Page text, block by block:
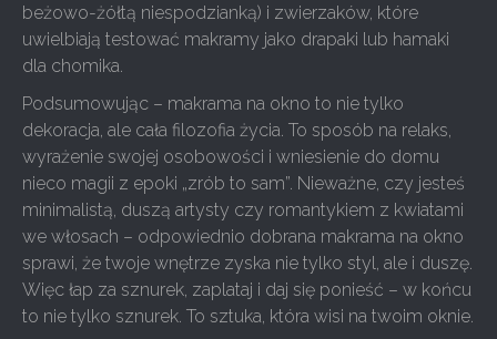
beżowo-żółtą niespodzianką) i zwierzaków, które
uwielbiają testować makramy jako drapaki lub hamaki
dla chomika.
Podsumowując – makrama na okno to nie tylko
dekoracja, ale cała filozofia życia. To sposób na relaks,
wyrażenie swojej osobowości i wniesienie do domu
nieco magii z epoki „zrób to sam”. Nieważne, czy jesteś
minimalistą, duszą artysty czy romantykiem z kwiatami
we włosach – odpowiednio dobrana makrama na okno
sprawi, że twoje wnętrze zyska nie tylko styl, ale i duszę.
Więc łap za sznurek, zaplataj i daj się ponieść – w końcu
to nie tylko sznurek. To sztuka, która wisi na twoim oknie.